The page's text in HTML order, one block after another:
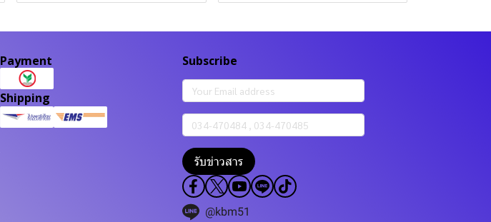
Payment
Shipping
Subscribe
รับข่าวสาร
@kbm51